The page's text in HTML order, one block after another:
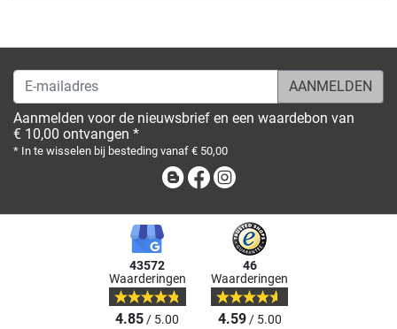
E-mailadres
Aanmelden voor de nieuwsbrief en een waardebon van
€ 10,00 ontvangen *
* In te wisselen bij besteding vanaf € 50,00
BlogFacebook
43572
Waarderingen
4.85/ 5.00
46
Waarderingen
4.59/ 5.00